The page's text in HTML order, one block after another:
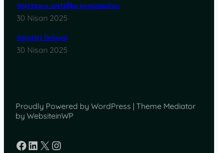
öğretmen sertifika programları
30 Nisan 2025
öğretici belgesi
30 Nisan 2025
Proudly Powered by WordPress | Theme Mediator
by WebsiteinWP
Facebook
LinkedIn
X Instagram